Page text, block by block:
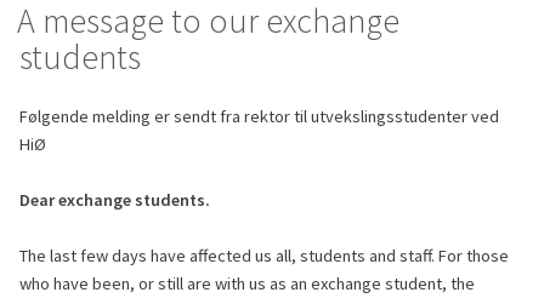
A message to our exchange
students
Følgende melding er sendt fra rektor til utvekslingsstudenter ved
HiØ
Dear exchange students.
The last few days have affected us all, students and staff. For those
who have been, or still are with us as an exchange student, the